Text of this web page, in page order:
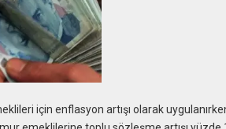
için enflasyon artışı olarak